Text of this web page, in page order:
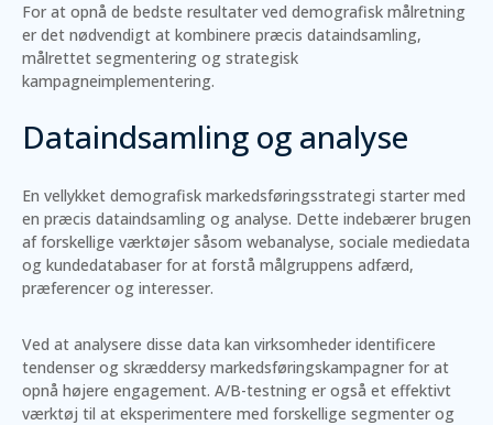
For at opnå de bedste resultater ved demografisk målretning
er det nødvendigt at kombinere præcis dataindsamling,
målrettet segmentering og strategisk
kampagneimplementering.
Dataindsamling og analyse
En vellykket demografisk markedsføringsstrategi starter med
en præcis dataindsamling og analyse. Dette indebærer brugen
af forskellige værktøjer såsom webanalyse, sociale mediedata
og kundedatabaser for at forstå målgruppens adfærd,
præferencer og interesser.
Ved at analysere disse data kan virksomheder identificere
tendenser og skræddersy markedsføringskampagner for at
opnå højere engagement. A/B-testning er også et effektivt
værktøj til at eksperimentere med forskellige segmenter og